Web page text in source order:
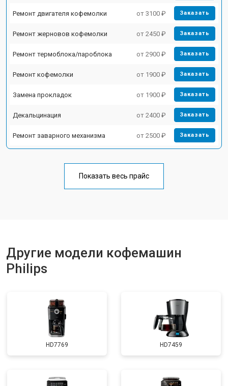
Ремонт двигателя кофемолки от 3100 ₽ Заказать
Ремонт жерновов кофемолки от 2450 ₽ Заказать
Ремонт термоблока/пароблока от 2900 ₽ Заказать
Ремонт кофемолки от 1900 ₽ Заказать
Замена прокладок от 1900 ₽ Заказать
Декальцинация от 2400 ₽ Заказать
Ремонт заварного механизма от 2500 ₽ Заказать
Показать весь прайс
Другие модели кофемашин
Philips
HD7769 HD7459